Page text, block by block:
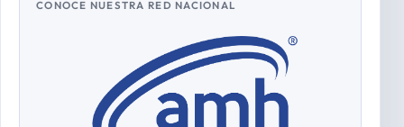
CONOCE NUESTRA RED NACIONAL